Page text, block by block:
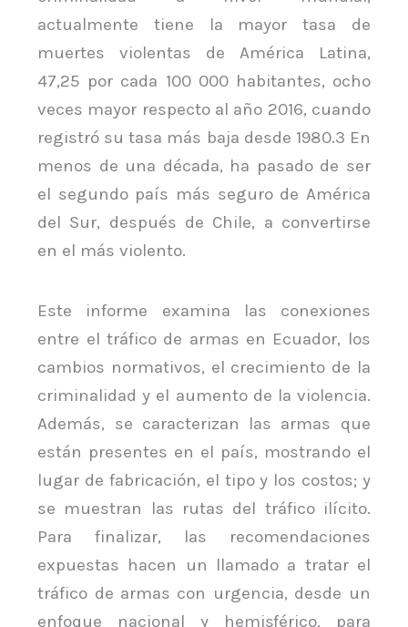
actualmente tiene la mayor tasa de
muertes violentas de América Latina,
47,25 por cada 100 000 habitantes, ocho
veces mayor respecto al año 2016, cuando
registró su tasa más baja desde 1980.3 En
menos de una década, ha pasado de ser
el segundo país más seguro de América
del Sur, después de Chile, a convertirse
en el más violento.
Este informe examina las conexiones
entre el tráfico de armas en Ecuador, los
cambios normativos, el crecimiento de la
criminalidad y el aumento de la violencia.
Además, se caracterizan las armas que
están presentes en el país, mostrando el
lugar de fabricación, el tipo y los costos; y
se muestran las rutas del tráfico ilícito.
Para finalizar, las recomendaciones
expuestas hacen un llamado a tratar el
tráfico de armas con urgencia, desde un
enfoque nacional y hemisférico, para